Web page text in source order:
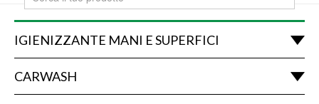
IGIENIZZANTE MANI E SUPERFICI
CARWASH